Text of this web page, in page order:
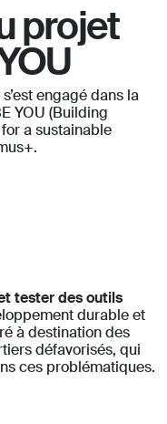
projet
engagé dans la
YOU (Building
a sustainable
tester des outils
durable et
à destination des
défavorisés, qui
ces problématiques.